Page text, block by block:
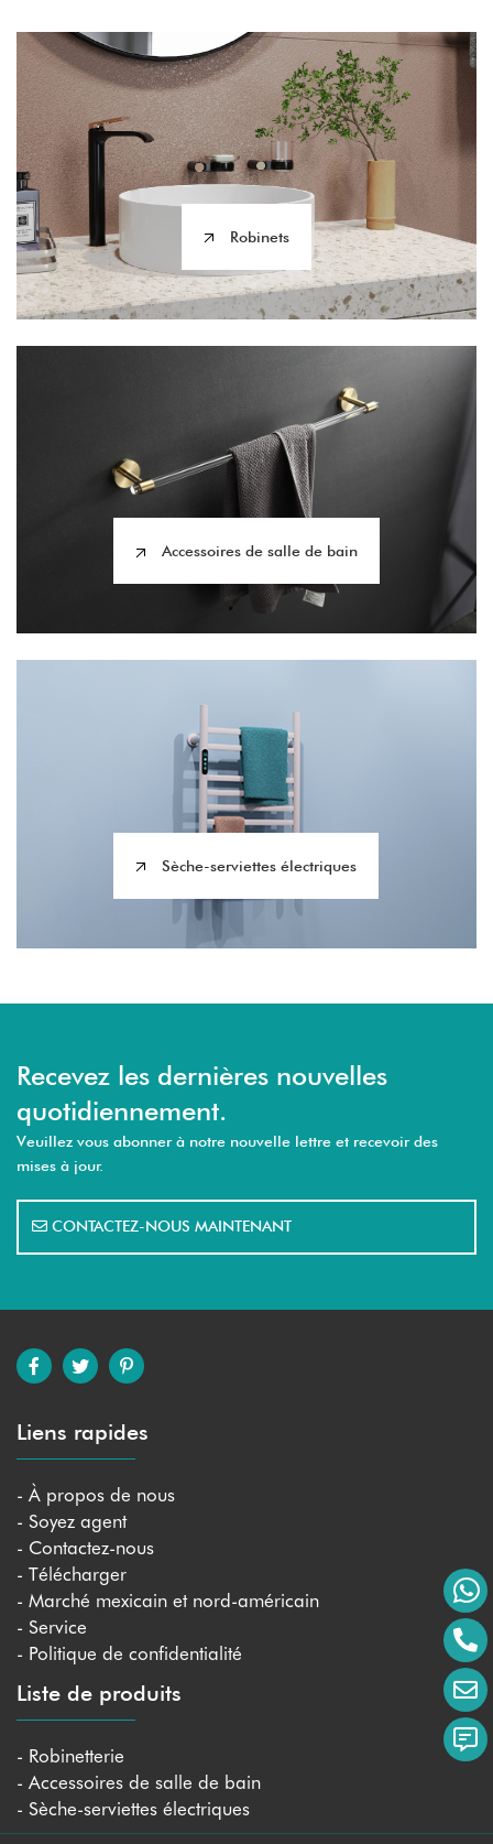
Robinets
Accessoires de salle de bain
Sèche-serviettes électriques
Recevez les dernières nouvelles
quotidiennement.
Veuillez vous abonner à notre nouvelle lettre et recevoir des
mises à jour.
CONTACTEZ-NOUS MAINTENANT
Liens rapides
- À propos de nous
- Soyez agent
- Contactez-nous
- Télécharger
- Marché mexicain et nord-américain
- Service
- Politique de confidentialité
Liste de produits
- Robinetterie
- Accessoires de salle de bain
- Sèche-serviettes électriques